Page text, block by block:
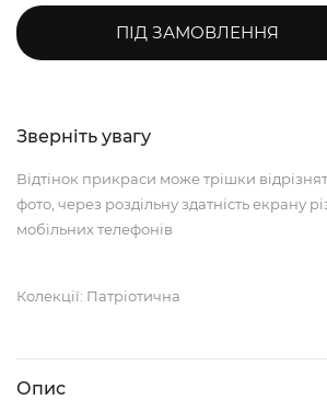
ПІД ЗАМОВЛЕННЯ
Зверніть увагу
Відтінок прикраси може трішки
фото, через роздільну здатність екрану
мобільних телефонів
Колекції: Патріотична
Опис